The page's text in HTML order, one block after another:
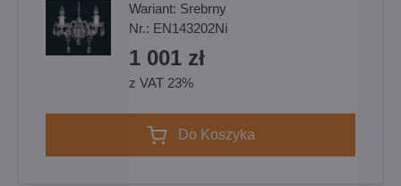
Wariant: Srebrny
Nr.: EN143202Ni
1 001 zł
z VAT 23%
Do Koszyka